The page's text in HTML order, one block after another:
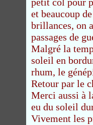
et beaucoup
brillances, on
passages de
Malgré la
soleil en
rhum, le
Retour par le
Merci aussi à
eu du soleil
Vivement les